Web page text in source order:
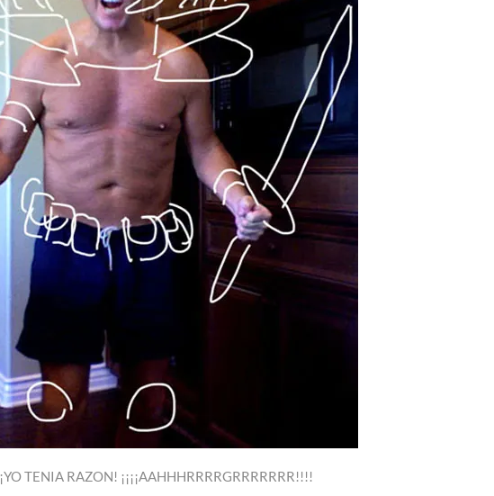
¡YO TENIA RAZON! ¡¡¡¡AAHHHRRRRGRRRRRRR!!!!